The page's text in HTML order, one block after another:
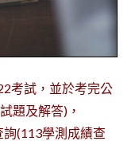
考試，並於考完公
題及解答)，
詢(113學測成績查